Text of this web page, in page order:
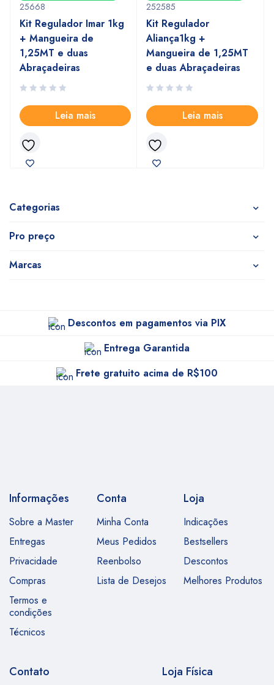
Categorias
Pro preço
Marcas
25668
Kit Regulador Imar 1kg
+ Mangueira de
1,25MT e duas
Abraçadeiras
Leia mais
252585
Kit Regulador
Aliança1kg +
Mangueira de 1,25MT
e duas Abraçadeiras
Leia mais
Descontos em pagamentos via PIX
Entrega Garantida
Frete gratuito acima de R$100
Informações
Sobre a Master
Entregas
Privacidade
Compras
Termos e
condições
Técnicos
Conta
Minha Conta
Meus Pedidos
Reenbolso
Lista de Desejos
Loja
Indicações
Bestsellers
Descontos
Melhores Produtos
Contato Loja Física